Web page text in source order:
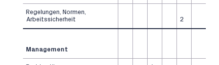
Regelungen, Normen,
Arbeitssicherheit
2
Management